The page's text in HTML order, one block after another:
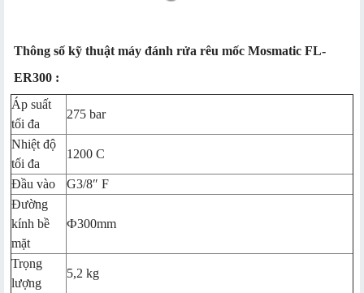
Thông số kỹ thuật máy đánh rửa rêu mốc Mosmatic FL-
ER300 :
Áp suất
tối đa
275 bar
Nhiệt độ
tối đa
1200 C
Đầu vào
G3/8″ F
Đường
kính bề
mặt
Ф300mm
Trọng
lượng
5,2 kg